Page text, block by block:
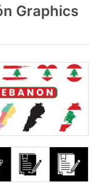
Graphics